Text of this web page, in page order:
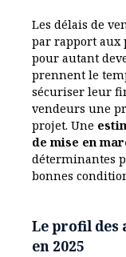
Les délais de
par rapport aux
pour autant
prennent le
sécuriser leur
vendeurs une
projet. Une
de mise en
déterminantes
bonnes
Le profil des
en 2025